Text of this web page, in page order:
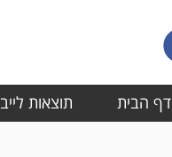
דף הבית תוצאות לייב